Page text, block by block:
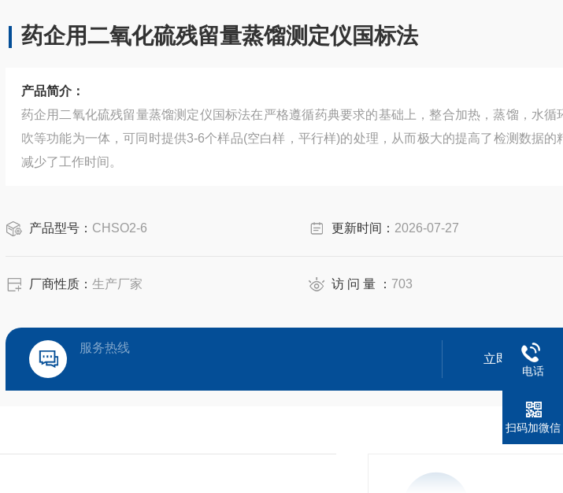
药企用二氧化硫残留量蒸馏测定仪国标法
产品简介：
药企用二氧化硫残留量蒸馏测定仪国标法在严格遵循药典要求的基础上，整合加热，蒸馏，水循
吹等功能为一体，可同时提供3-6个样品(空白样，平行样)的处理，从而极大的提高了检测数据的
减少了工作时间。
产品型号： CHSO2-6 更新时间： 2026-07-27
厂商性质： 生产厂家 访 问 量 ： 703
服务热线
立即咨询
电话
扫码加微信